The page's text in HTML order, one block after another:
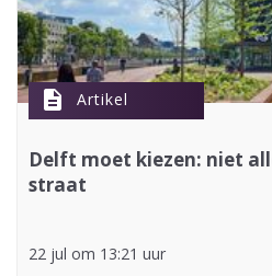
description Artikel
Delft moet kiezen: niet
straat
22 jul om 13:21 uur